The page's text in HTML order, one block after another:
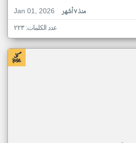
Jan 01, 2026
منذ ٧ أشهر
عدد الكلمات: ٢٢٣